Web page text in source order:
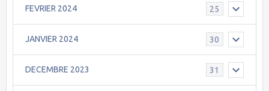
FEVRIER 2024 25
JANVIER 2024 30
DECEMBRE 2023 31